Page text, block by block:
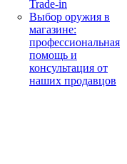
Trade-in
Выбор оружия в
магазине:
профессиональная
помощь и
консультация от
наших продавцов